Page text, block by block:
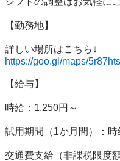
【勤務地】
https://goo.gl/maps/
【給与】
時給：1,250円～
試用期間（1か月間）：時
交通費支給（非課税限度額